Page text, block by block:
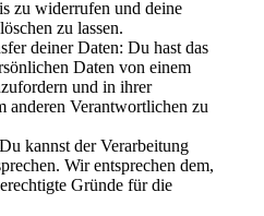
zu widerrufen und deine
zu lassen.
deiner Daten: Du hast das
Daten von einem
und in ihrer
anderen Verantwortlichen zu
kannst der Verarbeitung
Wir entsprechen dem,
Gründe für die